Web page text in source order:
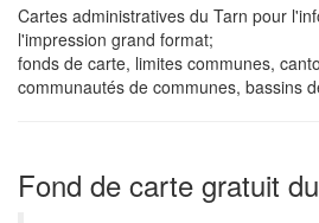
Cartes administratives du Tarn pour
l'impression grand format;
fonds de carte, limites communes,
communautés de communes, bassins
Fond de carte gratuit